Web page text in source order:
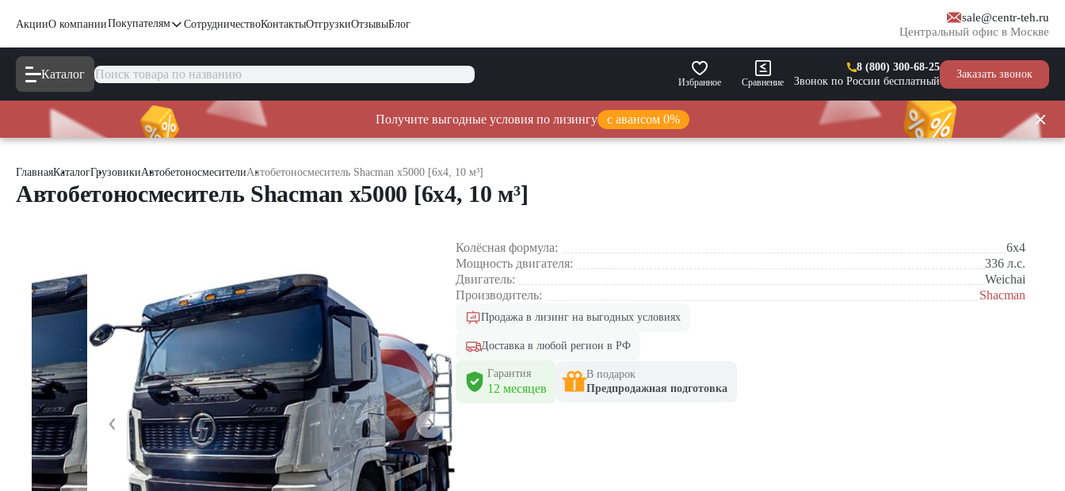
АкцииО компанииПокупателям СотрудничествоКонтактыОтгрузкиОтзывыБлог
sale@centr-teh.ru
Центральный офис в Москве
Каталог
Избранное Сравнение
8 (800) 300-68-25
Звонок по России бесплатный
Заказать звонок
Получите выгодные условия по лизингу с авансом 0%
ГлавнаяКаталогГрузовикиАвтобетоносмесителиАвтобетоносмеситель Shacman x5000 [6x4, 10 м³]
Автобетоносмеситель Shacman x5000 [6x4, 10 м³]
Колёсная формула:
6x4
Мощность двигателя:
336 л.с.
Двигатель:
Weichai
Производитель:
Shacman
Продажа в лизинг на выгодных условиях
Доставка в любой регион в РФ
Гарантия
12 месяцев
В подарок
Предпродажная подготовка